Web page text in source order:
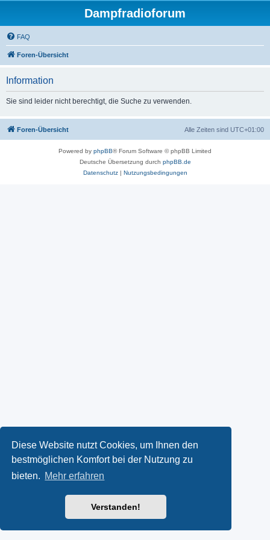
Diese Website nutzt Cookies, um Ihnen den
bestmöglichen Komfort bei der Nutzung zu
bieten. Mehr erfahren
Verstanden!
Dampfradioforum
FAQ
Foren-Übersicht
Information
Sie sind leider nicht berechtigt, die Suche zu verwenden.
Foren-Übersicht Alle Zeiten sind UTC+01:00
Powered by phpBB® Forum Software © phpBB Limited
Deutsche Übersetzung durch phpBB.de
Datenschutz| Nutzungsbedingungen